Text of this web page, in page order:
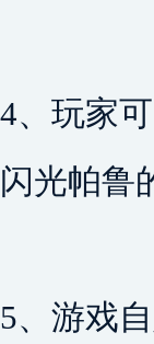
4、玩家
闪光帕鲁
5、游戏